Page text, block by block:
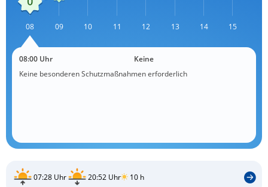
L
08 09 10 11 12 13 14 15
08:00 Uhr
Keine
Keine besonderen Schutzmaßnahmen erforderlich
07:28 Uhr 20:52 Uhr 10 h